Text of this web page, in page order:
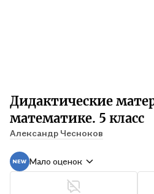
Дидактические
математике. 5 класс
Александр Чесноков
Мало оценок